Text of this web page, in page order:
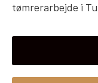
tømrerarbejde i